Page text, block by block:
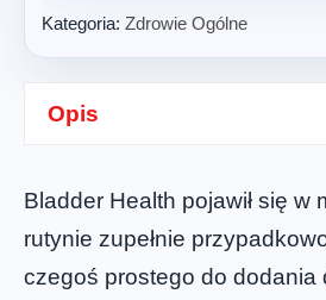
Kategoria: Zdrowie Ogólne
Opis
Bladder Health pojawił się w
rutynie zupełnie
czegoś prostego do dodania